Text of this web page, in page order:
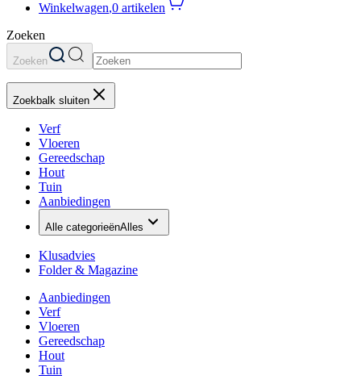
Winkelwagen,0 artikelen
Zoeken
Zoeken
Zoekbalk sluiten
Verf
Vloeren
Gereedschap
Hout
Tuin
Aanbiedingen
Alle categorieënAlles
Klusadvies
Folder & Magazine
Aanbiedingen
Verf
Vloeren
Gereedschap
Hout
Tuin